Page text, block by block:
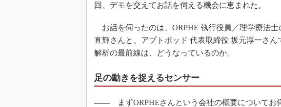
回、デモを交えてお話を伺える機会に恵まれた。
お話を伺ったのは、ORPHE 執行役員／理学療法士
直輝さんと、アプトポッド 代表取締役 坂元淳一さ
解析の最前線は、どうなっているのか。
足の動きを捉えるセンサー
―― まずORPHEさんという会社の概要についてお